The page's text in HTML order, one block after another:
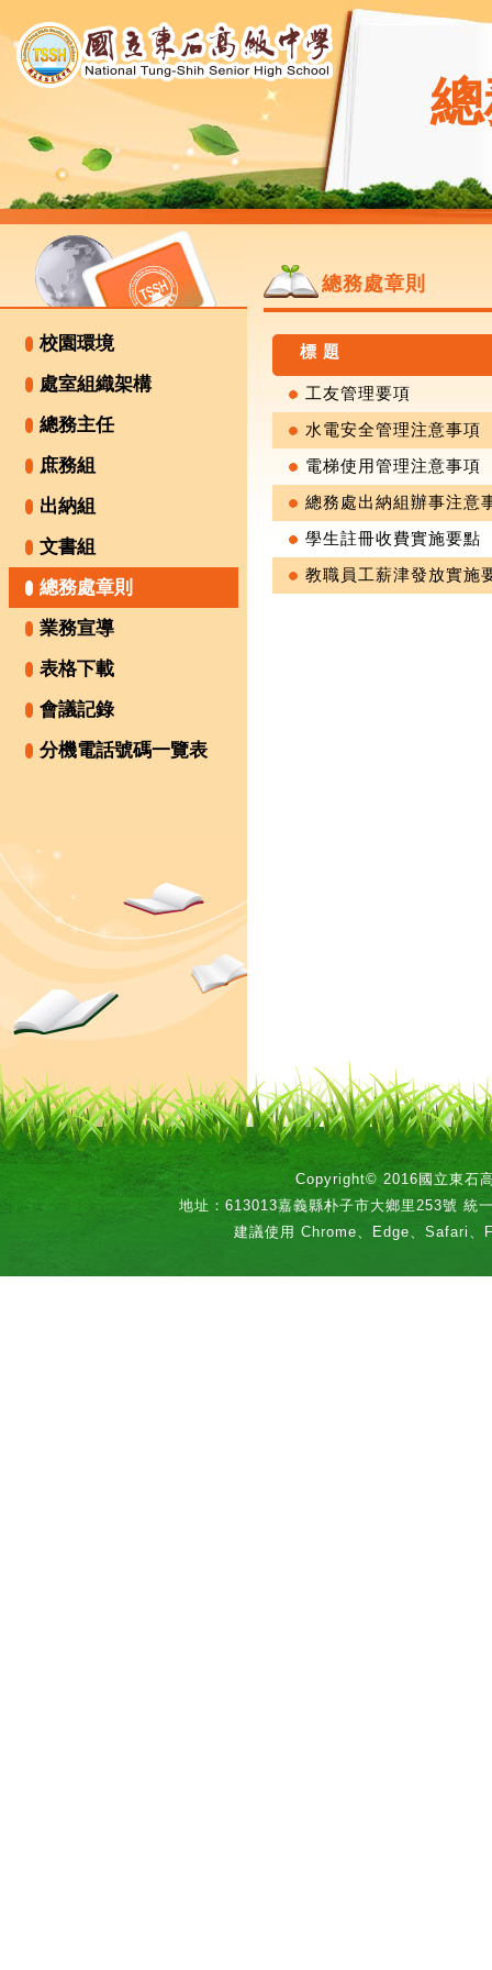
校園環境
處室組織架構
總務主任
庶務組
出納組
文書組
總務處章則
業務宣導
表格下載
會議記錄
分機電話號碼一覽表
總務處章則
標 題
工友管理要項
水電安全管理注意事項
電梯使用管理注意事項
總務處出納組辦事注意
學生註冊收費實施要點
教職員工薪津發放實施
Copyright© 2016國立東石
地址：613013嘉義縣朴子市大鄉里253號 統
建議使用 Chrome、Edge、Safari